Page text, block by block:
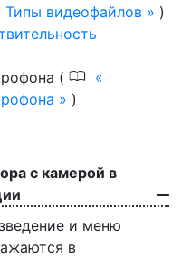
Типы видеофайлов
)
( 0
)
с камерой в
и меню
в